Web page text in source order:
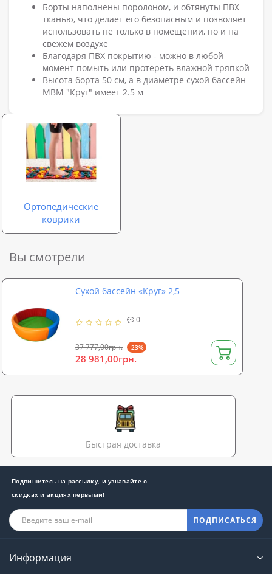
Борты наполнены поролоном, и обтянуты ПВХ
тканью, что делает его безопасным и позволяет
использовать не только в помещении, но и на
свежем воздухе
Благодаря ПВХ покрытию - можно в любой
момент помыть или протереть влажной тряпкой
Высота борта 50 см, а в диаметре сухой бассейн
МВМ "Круг" имеет 2.5 м
Ортопедические
коврики
Вы смотрели
Сухой бассейн «Круг» 2,5
0
37 777,00грн. -23%
28 981,00грн.
Быстрая доставка
Подпишитесь на рассылку, и узнавайте о
скидках и акциях первыми!
ПОДПИСАТЬСЯ
Информация